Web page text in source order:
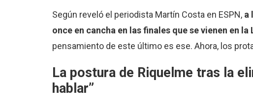
Según reveló el periodista Martín Costa en ESPN, a
once en cancha en las finales que se vienen en
pensamiento de este último es ese. Ahora, los
La postura de Riquelme tras la
hablar”